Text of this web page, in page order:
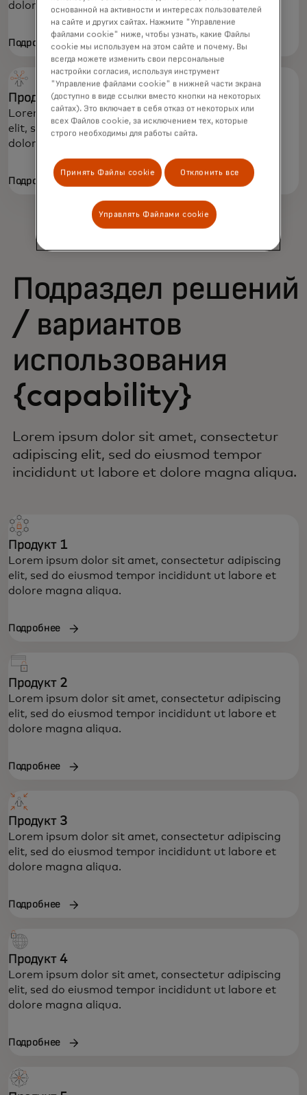
dolore magna aliqua.
Подробнее
Продукт 12
Lorem ipsum dolor sit amet, consectetur adipiscing
elit, sed do eiusmod tempor incididunt ut labore et
dolore magna aliqua.
Подробнее
Подраздел решений
/ вариантов
использования
{capability}
Lorem ipsum dolor sit amet, consectetur
adipiscing elit, sed do eiusmod tempor
incididunt ut labore et dolore magna aliqua.
Продукт 1
Lorem ipsum dolor sit amet, consectetur adipiscing
elit, sed do eiusmod tempor incididunt ut labore et
dolore magna aliqua.
Подробнее
Продукт 2
Lorem ipsum dolor sit amet, consectetur adipiscing
elit, sed do eiusmod tempor incididunt ut labore et
dolore magna aliqua.
Подробнее
Продукт 3
Lorem ipsum dolor sit amet, consectetur adipiscing
elit, sed do eiusmod tempor incididunt ut labore et
dolore magna aliqua.
Подробнее
Продукт 4
Lorem ipsum dolor sit amet, consectetur adipiscing
elit, sed do eiusmod tempor incididunt ut labore et
dolore magna aliqua.
Подробнее
основанной на активности и интересах пользователей
на сайте и других сайтах. Нажмите "Управление
файлами cookie" ниже, чтобы узнать, какие Файлы
cookie мы используем на этом сайте и почему. Вы
всегда можете изменить свои персональные
настройки согласия, используя инструмент
"Управление файлами cookie" в нижней части экрана
(доступно в виде ссылки вместо кнопки на некоторых
сайтах). Это включает в себя отказ от некоторых или
всех Файлов cookie, за исключением тех, которые
строго необходимы для работы сайта.
Принять Файлы cookie Отклонить все
Управлять Файлами cookie